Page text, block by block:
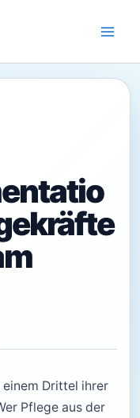
Drittel ihrer
Pflege aus der